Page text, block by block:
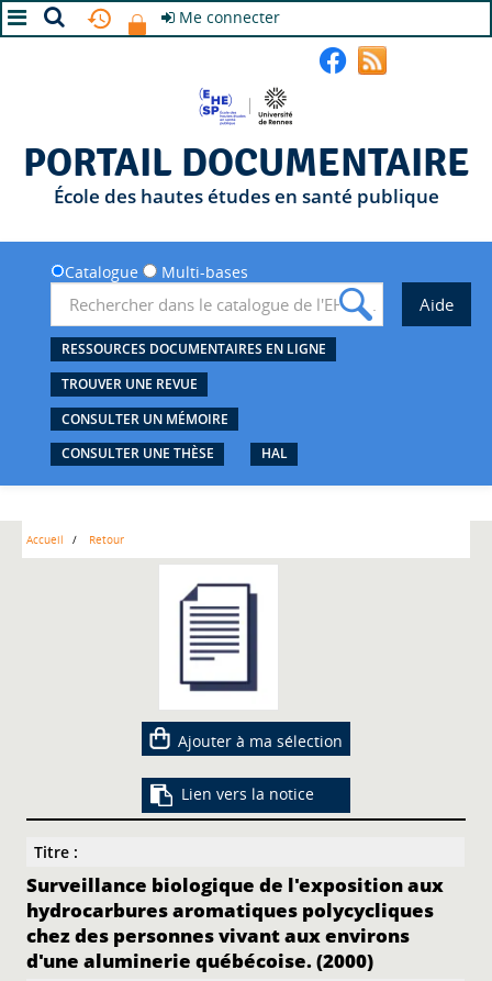
Me connecter
PORTAIL DOCUMENTAIRE
École des hautes études en santé publique
Catalogue Multi-bases
RESSOURCES DOCUMENTAIRES EN LIGNE
TROUVER UNE REVUE
CONSULTER UN MÉMOIRE
CONSULTER UNE THÈSE
HAL
Accueil Retour
Ajouter à ma sélection
Lien vers la notice
Titre :
Surveillance biologique de l'exposition aux
hydrocarbures aromatiques polycycliques
chez des personnes vivant aux environs
d'une aluminerie québécoise. (2000)